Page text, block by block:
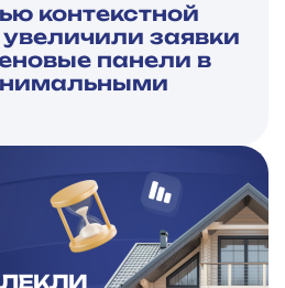
контекстной
заявки
панели в